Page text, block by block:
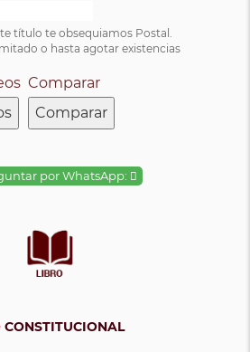
título te obsequiamos Postal.
o hasta agotar existencias
Comparar
Comparar
por WhatsApp:
CONSTITUCIONAL